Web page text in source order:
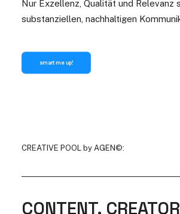
Nur Exzellenz, Qualität und Relevanz
substanziellen, nachhaltigen
smart me up!
CREATIVE POOL by AGEN©:
CONTENT,